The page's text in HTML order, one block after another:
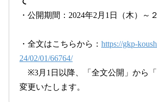
・公開期間：2024年2月1日（木）～
・全文はこちらから： https://gkp-
24/02/01/66764/
※3月1日以降、「全文公開」から
変更いたします。